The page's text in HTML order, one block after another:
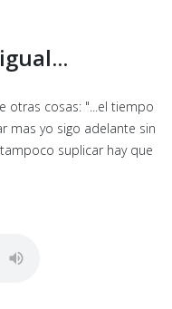
otras cosas: "...el tiempo
mas yo sigo adelante sin
suplicar hay que